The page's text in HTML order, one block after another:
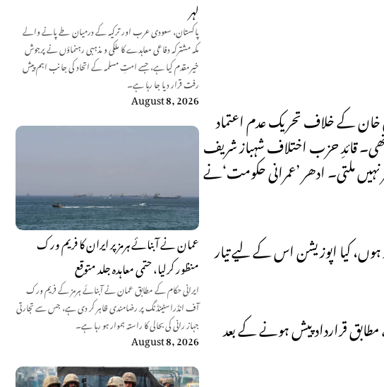
لہر
پاکستان، سعودی عرب اور ترکیہ کے درمیان طے پانے والے
مکہ مشترکہ دفاعی معاہدے کا ملکی و مذہبی رہنماؤں نے پرجوش
خیرمقدم کیا ہے، جسے امتِ مسلمہ کے اتحاد کی جانب اہم پیش
رفت قرار دیا جا رہا ہے۔
August 8, 2026
عمان نے آبنائے ہرمز پر ایران کا فریم ورک
منظور کرلیا، حتمی معاہدہ جلد متوقع
ایرانی حکام کے مطابق عمان نے آبنائے ہرمز کے فریم ورک
آف انڈراسٹینڈنگ پر رضامندی ظاہر کر دی ہے، جس سے تجارتی
جہاز رانی کی بحالی کا راستہ ہموار ہو رہا ہے۔
August 8, 2026
عمران خان کے خلاف تحریک عدم اعتماد
تھی۔ قائدِ حزب اختلاف شہباز شریف
کی نظیر نہیں ملتی۔ ادھر ’عمرانی حکومت‘نے
کیا اپوزیشن اس کے لیے تیار
کے پابند ہیں، قانون کے مطابق قرارداد پیش ہونے کے بعد